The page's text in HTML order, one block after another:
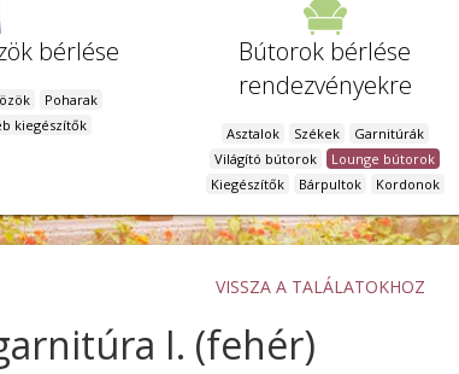
bérlése
Poharak
kiegészítők
Bútorok bérlése
rendezvényekre
Asztalok Székek
Garnitúrák
Világító bútorok
Lounge bútorok
Kiegészítők
Bárpultok Kordonok
VISSZA A TALÁLATOKHOZ
I. (fehér)